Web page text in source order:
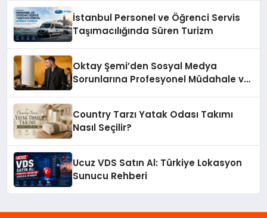
İstanbul Personel ve Öğrenci Servis
Taşımacılığında Süren Turizm
Oktay Şemi’den Sosyal Medya
Sorunlarına Profesyonel Müdahale ve
Country Tarzı Yatak Odası Takımı
Nasıl Seçilir?
Ucuz VDS Satın Al: Türkiye Lokasyon
Sunucu Rehberi